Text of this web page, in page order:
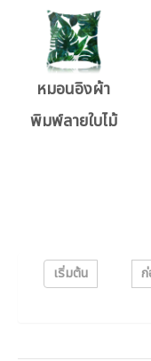
หมอนอิงผ้า
พิมพ์ลายใบไม้
เริ่มต้น